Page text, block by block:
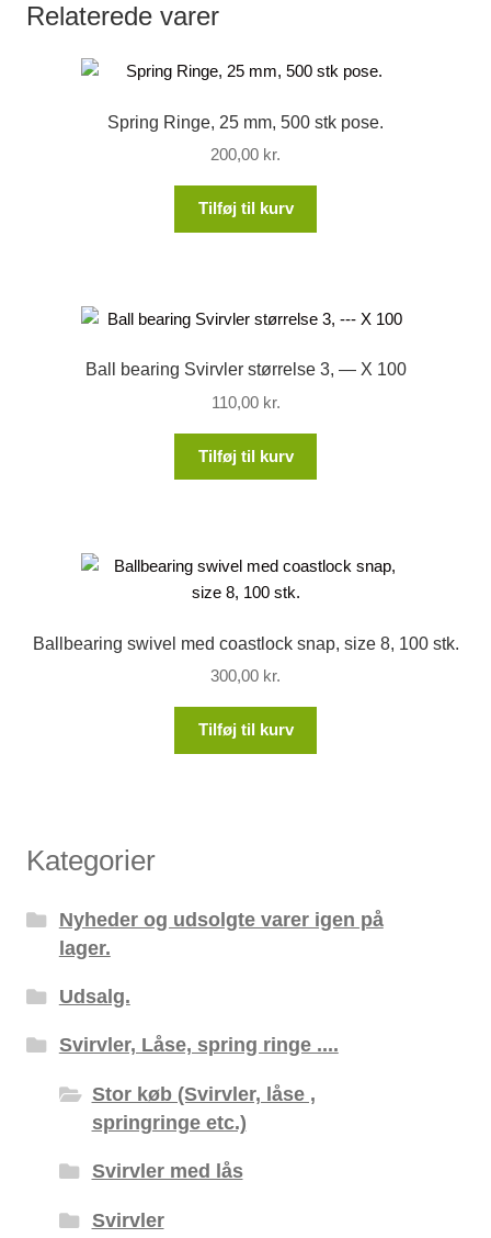
Relaterede varer
Spring Ringe, 25 mm, 500 stk pose.
200,00 kr.
Tilføj til kurv
Ball bearing Svirvler størrelse 3, — X 100
110,00 kr.
Tilføj til kurv
Ballbearing swivel med coastlock snap, size 8, 100 stk.
300,00 kr.
Tilføj til kurv
Kategorier
Nyheder og udsolgte varer igen på
lager.
Udsalg.
Svirvler, Låse, spring ringe ....
Stor køb (Svirvler, låse ,
springringe etc.)
Svirvler med lås
Svirvler